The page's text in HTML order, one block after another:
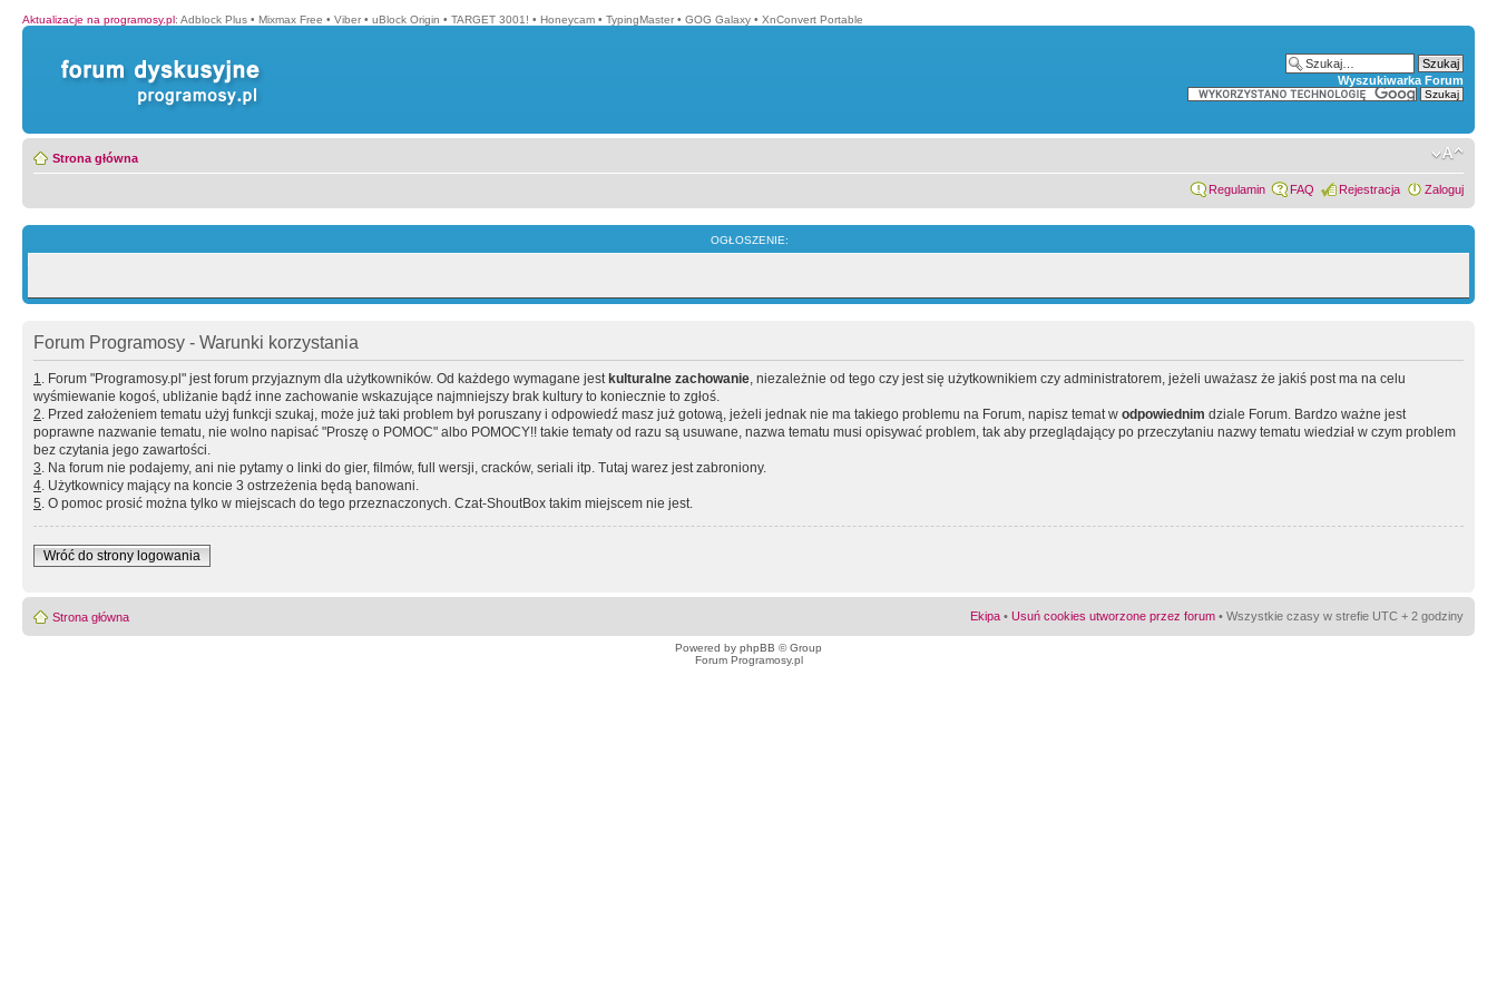
Aktualizacje na programosy.pl: Adblock Plus • Mixmax Free • Viber • uBlock Origin • TARGET 3001! • Honeycam • TypingMaster • GOG Galaxy • XnConvert Portable
Wyszukiwarka Forum
Strona główna
Regulamin FAQ Rejestracja Zaloguj
OGŁOSZENIE:
Forum Programosy - Warunki korzystania
1. Forum "Programosy.pl" jest forum przyjaznym dla użytkowników. Od każdego wymagane jest kulturalne zachowanie, niezależnie od tego czy jest się użytkownikiem czy administratorem, jeżeli uważasz że jakiś post ma na celu
wyśmiewanie kogoś, ubliżanie bądź inne zachowanie wskazujące najmniejszy brak kultury to koniecznie to zgłoś.
2. Przed założeniem tematu użyj funkcji szukaj, może już taki problem był poruszany i odpowiedź masz już gotową, jeżeli jednak nie ma takiego problemu na Forum, napisz temat w odpowiednim dziale Forum. Bardzo ważne jest
poprawne nazwanie tematu, nie wolno napisać "Proszę o POMOC" albo POMOCY!! takie tematy od razu są usuwane, nazwa tematu musi opisywać problem, tak aby przeglądający po przeczytaniu nazwy tematu wiedział w czym problem
bez czytania jego zawartości.
3. Na forum nie podajemy, ani nie pytamy o linki do gier, filmów, full wersji, cracków, seriali itp. Tutaj warez jest zabroniony.
4. Użytkownicy mający na koncie 3 ostrzeżenia będą banowani.
5. O pomoc prosić można tylko w miejscach do tego przeznaczonych. Czat-ShoutBox takim miejscem nie jest.
Wróć do strony logowania
Strona główna Ekipa • Usuń cookies utworzone przez forum • Wszystkie czasy w strefie UTC + 2 godziny
Powered by phpBB © Group
Forum Programosy.pl